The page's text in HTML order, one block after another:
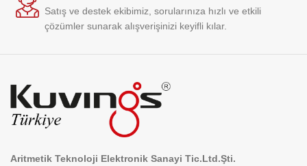
Satış ve destek ekibimiz, sorularınıza hızlı ve etkili
çözümler sunarak alışverişinizi keyifli kılar.
Aritmetik Teknoloji Elektronik Sanayi Tic.Ltd.Şti.